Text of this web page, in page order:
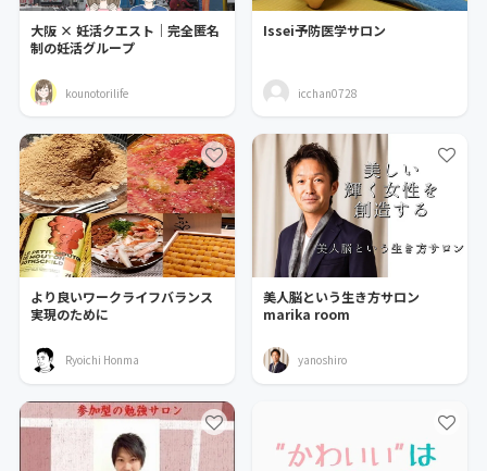
大阪 × 妊活クエスト｜完全匿名
制の妊活グループ
kounotorilife
Issei予防医学サロン
icchan0728
より良いワークライフバランス
実現のために
Ryoichi Honma
美人脳という生き方サロン
marika room
yanoshiro